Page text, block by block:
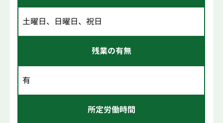
土曜日、日曜日、祝日
残業の有無
有
所定労働時間